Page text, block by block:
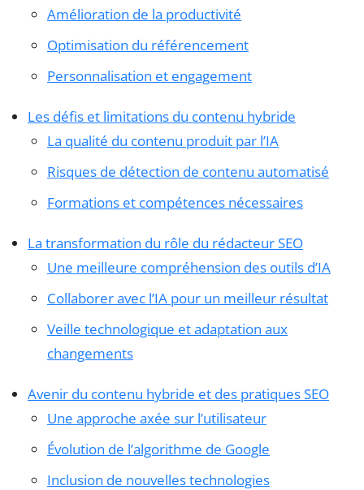
Amélioration de la productivité
Optimisation du référencement
Personnalisation et engagement
Les défis et limitations du contenu hybride
La qualité du contenu produit par l’IA
Risques de détection de contenu automatisé
Formations et compétences nécessaires
La transformation du rôle du rédacteur SEO
Une meilleure compréhension des outils d’IA
Collaborer avec l’IA pour un meilleur résultat
Veille technologique et adaptation aux
changements
Avenir du contenu hybride et des pratiques SEO
Une approche axée sur l’utilisateur
Évolution de l’algorithme de Google
Inclusion de nouvelles technologies